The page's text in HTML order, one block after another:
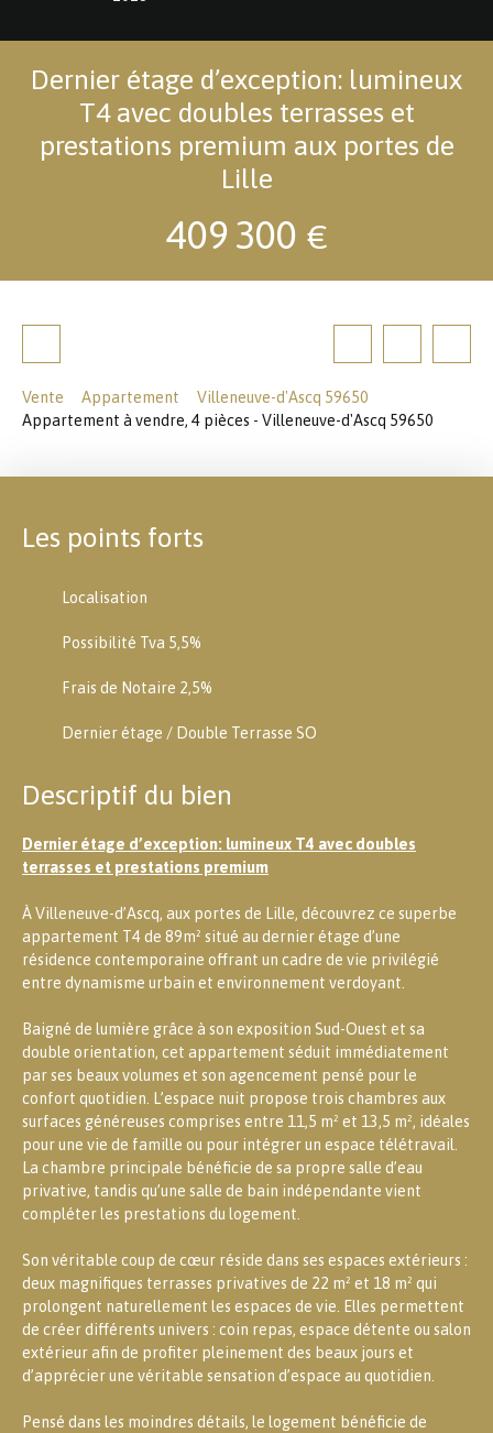
Dernier étage d’exception: lumineux
T4 avec doubles terrasses et
prestations premium aux portes de
Lille
409 300 €
Vente Appartement
Villeneuve-d'Ascq 59650
Appartement à vendre, 4 pièces - Villeneuve-d'Ascq 59650
Les points forts
Localisation
Possibilité Tva 5,5%
Frais de Notaire 2,5%
Dernier étage / Double Terrasse SO
Descriptif du bien
Dernier étage d’exception: lumineux T4 avec doubles
terrasses et prestations premium
À Villeneuve-d’Ascq, aux portes de Lille, découvrez ce superbe
appartement T4 de 89m² situé au dernier étage d’une
résidence contemporaine offrant un cadre de vie privilégié
entre dynamisme urbain et environnement verdoyant.
Baigné de lumière grâce à son exposition Sud-Ouest et sa
double orientation, cet appartement séduit immédiatement
par ses beaux volumes et son agencement pensé pour le
confort quotidien. L’espace nuit propose trois chambres aux
surfaces généreuses comprises entre 11,5 m² et 13,5 m², idéales
pour une vie de famille ou pour intégrer un espace télétravail.
La chambre principale bénéficie de sa propre salle d’eau
privative, tandis qu’une salle de bain indépendante vient
compléter les prestations du logement.
Son véritable coup de cœur réside dans ses espaces extérieurs :
deux magnifiques terrasses privatives de 22 m² et 18 m² qui
prolongent naturellement les espaces de vie. Elles permettent
de créer différents univers : coin repas, espace détente ou salon
extérieur afin de profiter pleinement des beaux jours et
d’apprécier une véritable sensation d’espace au quotidien.
Pensé dans les moindres détails, le logement bénéficie de